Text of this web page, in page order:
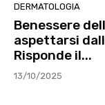
DERMATOLOGIA
Benessere
aspettarsi
Risponde il...
13/10/2025